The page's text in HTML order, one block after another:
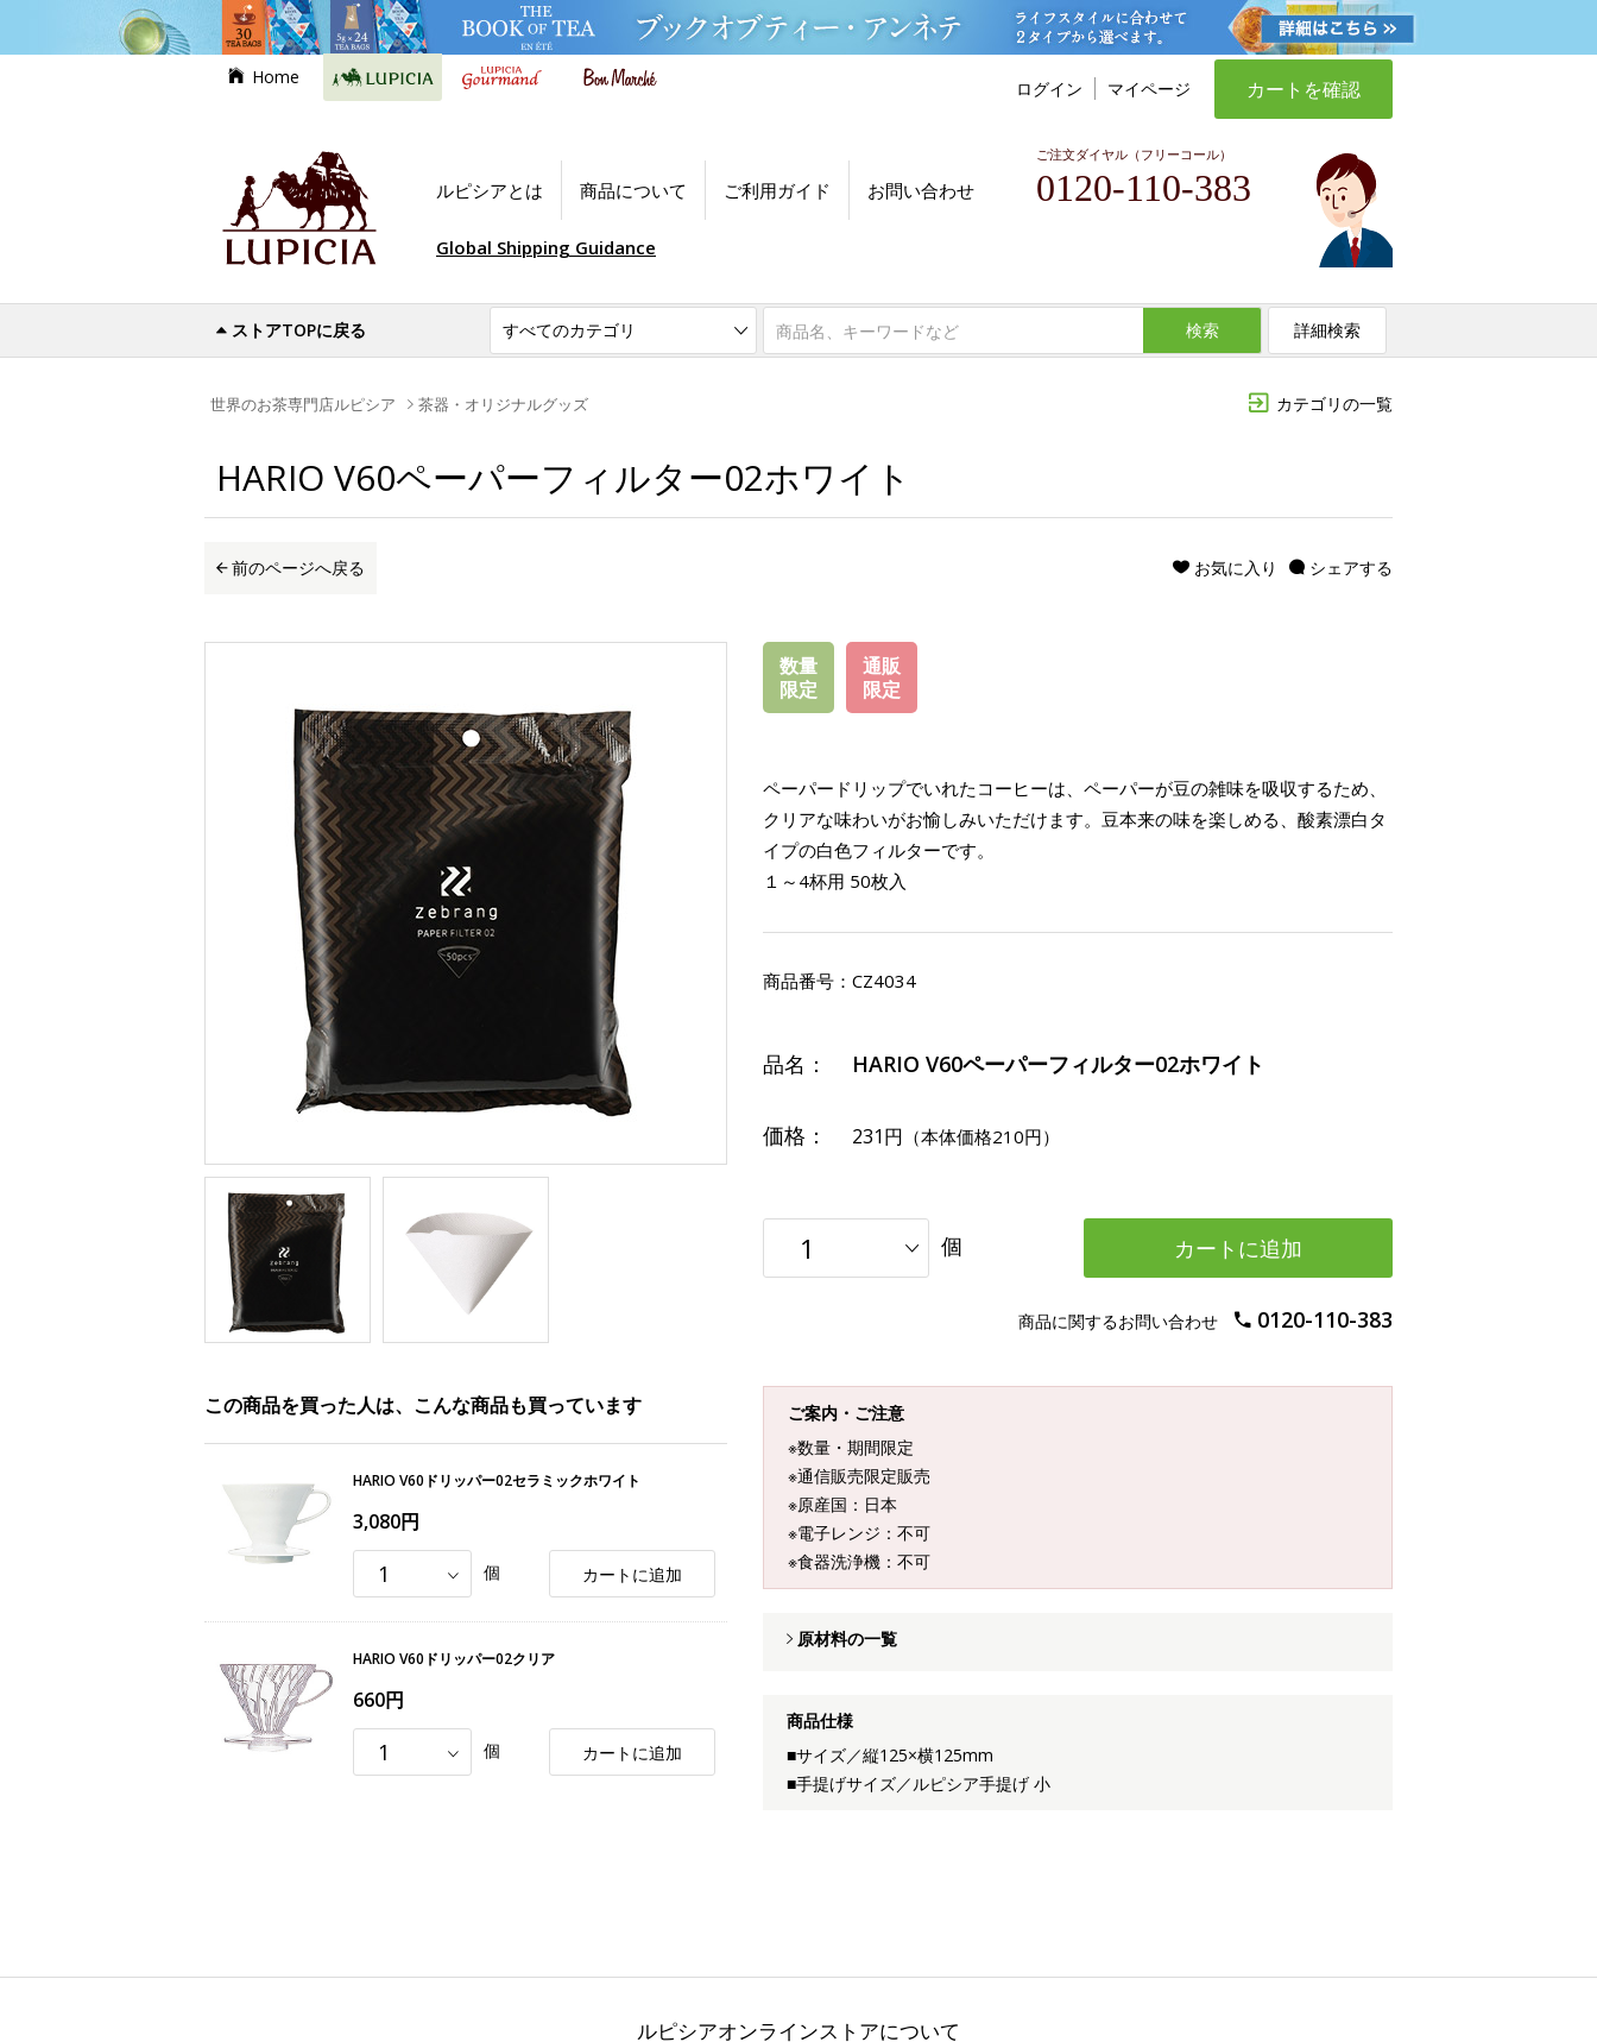
Home
ログイン マイページ カートを確認
ルピシアとは 商品について ご利用ガイド お問い合わせ
ご注文ダイヤル（フリーコール）
0120-110-383
Global Shipping Guidance
ストアTOPに戻る 検索 詳細検索
カテゴリの一覧
世界のお茶専門店ルピシア 茶器・オリジナルグッズ
HARIO V60ペーパーフィルター02ホワイト
前のページへ戻る シェアする
お気に入り
数量
限定
通販
限定
ペーパードリップでいれたコーヒーは、ペーパーが豆の雑味を吸収するため、
クリアな味わいがお愉しみいただけます。豆本来の味を楽しめる、酸素漂白タ
イプの白色フィルターです。
１～4杯用 50枚入
商品番号： CZ4034
品名： HARIO V60ペーパーフィルター02ホワイト
価格： 231円 （本体価格210円）
個 カートに追加
商品に関するお問い合わせ 0120-110-383
ご案内・ご注意
※数量・期間限定
※通信販売限定販売
※原産国：日本
※電子レンジ：不可
※食器洗浄機：不可
原材料の一覧
商品仕様
■サイズ／縦125×横125mm
■手提げサイズ／ルピシア手提げ 小
この商品を買った人は、こんな商品も買っています
HARIO V60ドリッパー02セラミックホワイト
3,080円
個 カートに追加
HARIO V60ドリッパー02クリア
660円
個 カートに追加
ルピシアオンラインストアについて